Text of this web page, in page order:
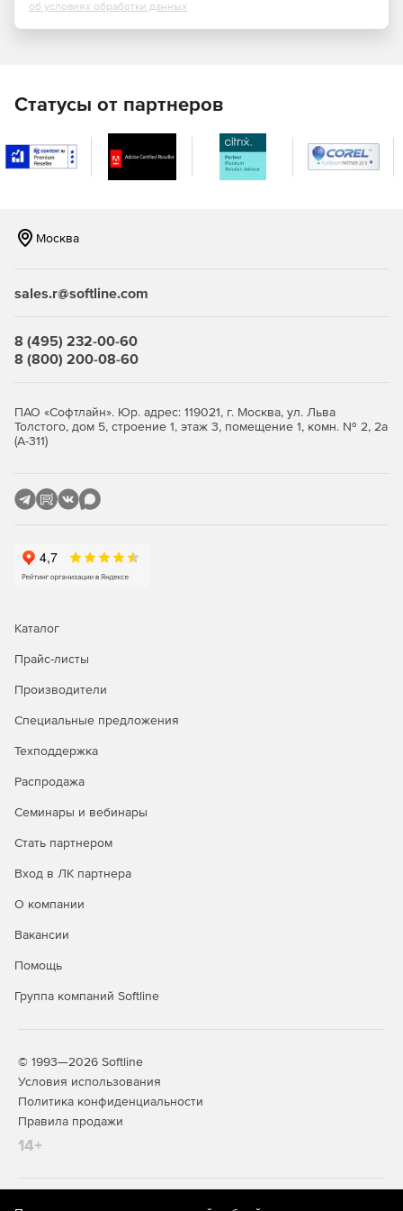
об условиях обработки данных
Статусы от партнеров
Москва
sales.r@softline.com
8 (495) 232-00-60
8 (800) 200-08-60
ПАО «Софтлайн». Юр. адрес: 119021, г. Москва, ул. Льва
Толстого, дом 5, строение 1, этаж 3, помещение 1, комн. № 2, 2а
(А-311)
Каталог
Прайс-листы
Производители
Специальные предложения
Техподдержка
Распродажа
Семинары и вебинары
Стать партнером
Вход в ЛК партнера
О компании
Вакансии
Помощь
Группа компаний Softline
© 1993—2026 Softline
Условия использования
Политика конфиденциальности
Правила продажи
14+